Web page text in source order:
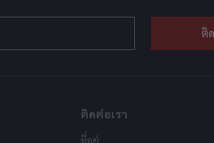
ติ
ติดต่อเรา